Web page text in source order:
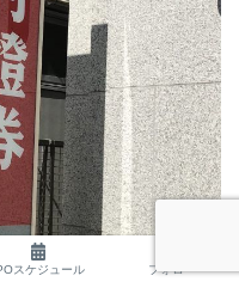
スケジュール フォロー